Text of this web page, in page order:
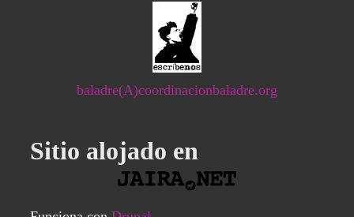
baladre(A)coordinacionbaladre.org
Sitio alojado en